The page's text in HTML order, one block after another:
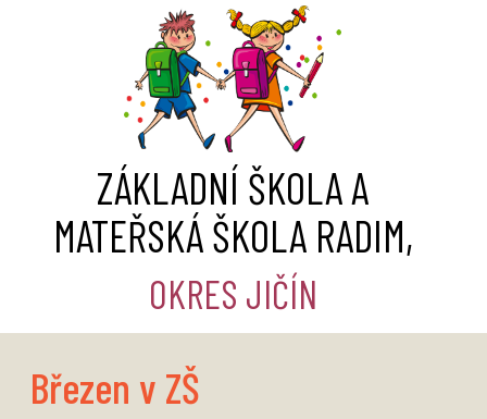
ZÁKLADNÍ ŠKOLA A
MATEŘSKÁ ŠKOLA RADIM,
OKRES JIČÍN
Březen v ZŠ